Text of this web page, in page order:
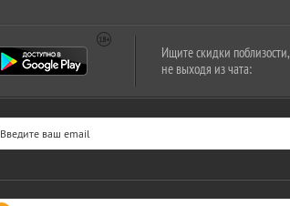
Ищите скидки поблизости,
не выходя из чата: